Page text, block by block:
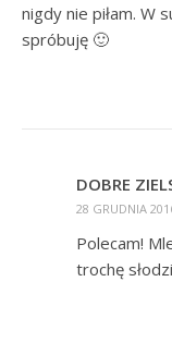
nigdy nie piłam. W
spróbuję 🙂
DOBRE
28 GRUDNIA
Polecam!
trochę